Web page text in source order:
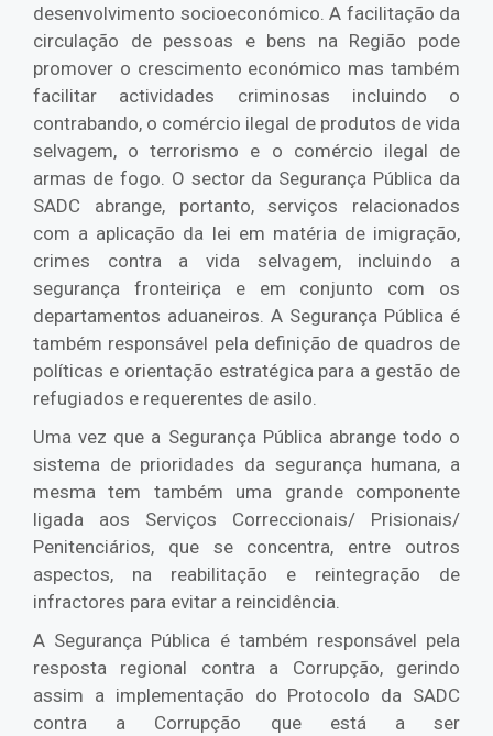
desenvolvimento socioeconómico. A facilitação da
circulação de pessoas e bens na Região pode
promover o crescimento económico mas também
facilitar actividades criminosas incluindo o
contrabando, o comércio ilegal de produtos de vida
selvagem, o terrorismo e o comércio ilegal de
armas de fogo. O sector da Segurança Pública da
SADC abrange, portanto, serviços relacionados
com a aplicação da lei em matéria de imigração,
crimes contra a vida selvagem, incluindo a
segurança fronteiriça e em conjunto com os
departamentos aduaneiros. A Segurança Pública é
também responsável pela definição de quadros de
políticas e orientação estratégica para a gestão de
refugiados e requerentes de asilo.
Uma vez que a Segurança Pública abrange todo o
sistema de prioridades da segurança humana, a
mesma tem também uma grande componente
ligada aos Serviços Correccionais/ Prisionais/
Penitenciários, que se concentra, entre outros
aspectos, na reabilitação e reintegração de
infractores para evitar a reincidência.
A Segurança Pública é também responsável pela
resposta regional contra a Corrupção, gerindo
assim a implementação do Protocolo da SADC
contra a Corrupção que está a ser